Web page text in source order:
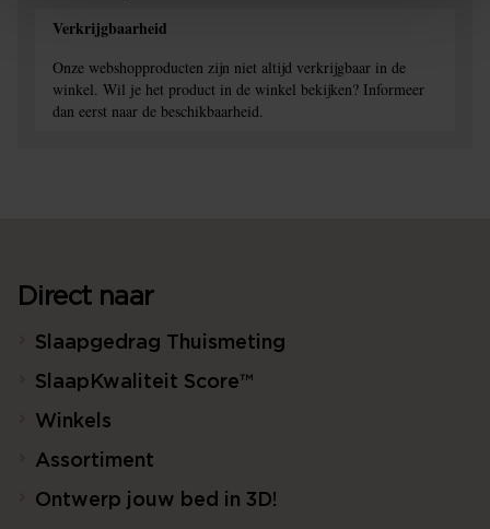
Verkrijgbaarheid
Onze webshopproducten zijn niet altijd verkrijgbaar in de
winkel. Wil je het product in de winkel bekijken? Informeer
dan eerst naar de beschikbaarheid.
Direct naar
Slaapgedrag Thuismeting
SlaapKwaliteit Score™
Winkels
Assortiment
Ontwerp jouw bed in 3D!